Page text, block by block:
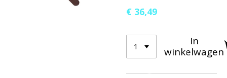
€ 36,49
In
winkelwagen